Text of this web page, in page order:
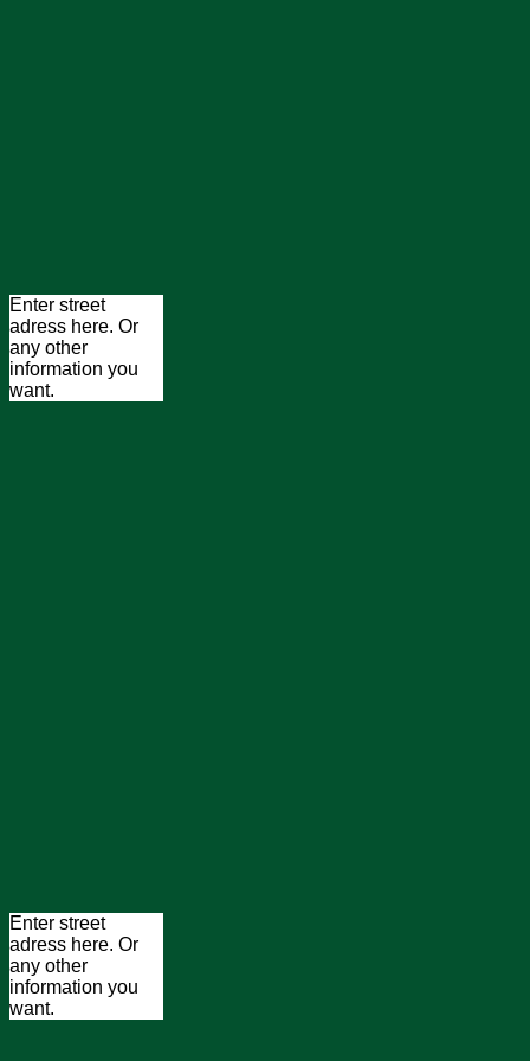
Enter street
adress here. Or
any other
information you
want.
Enter street
adress here. Or
any other
information you
want.